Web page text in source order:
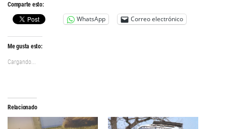
Comparte esto:
WhatsApp Correo electrónico
Me gusta esto:
Cargando...
Relacionado